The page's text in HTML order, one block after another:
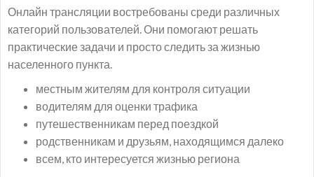
Онлайн трансляции востребованы среди различных
категорий пользователей. Они помогают решать
практические задачи и просто следить за жизнью
населенного пункта.
местным жителям для контроля ситуации
водителям для оценки трафика
путешественникам перед поездкой
родственникам и друзьям, находящимся далеко
всем, кто интересуется жизнью региона